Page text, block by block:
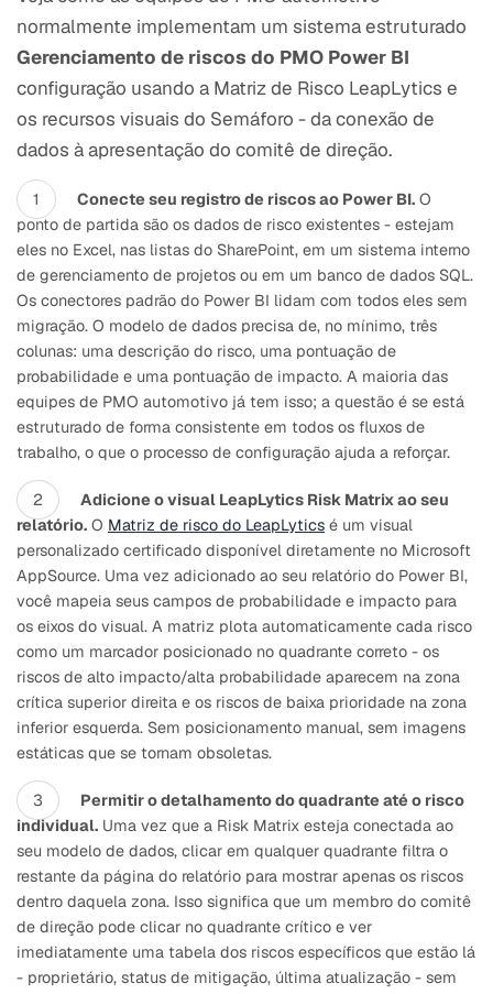
normalmente implementam um sistema estruturado
Gerenciamento de riscos do PMO Power BI
configuração usando a Matriz de Risco LeapLytics e
os recursos visuais do Semáforo - da conexão de
dados à apresentação do comitê de direção.
Conecte seu registro de riscos ao Power BI. O
ponto de partida são os dados de risco existentes - estejam
eles no Excel, nas listas do SharePoint, em um sistema interno
de gerenciamento de projetos ou em um banco de dados SQL.
Os conectores padrão do Power BI lidam com todos eles sem
migração. O modelo de dados precisa de, no mínimo, três
colunas: uma descrição do risco, uma pontuação de
probabilidade e uma pontuação de impacto. A maioria das
equipes de PMO automotivo já tem isso; a questão é se está
estruturado de forma consistente em todos os fluxos de
trabalho, o que o processo de configuração ajuda a reforçar.
Adicione o visual LeapLytics Risk Matrix ao seu
relatório. O Matriz de risco do LeapLytics é um visual
personalizado certificado disponível diretamente no Microsoft
AppSource. Uma vez adicionado ao seu relatório do Power BI,
você mapeia seus campos de probabilidade e impacto para
os eixos do visual. A matriz plota automaticamente cada risco
como um marcador posicionado no quadrante correto - os
riscos de alto impacto/alta probabilidade aparecem na zona
crítica superior direita e os riscos de baixa prioridade na zona
inferior esquerda. Sem posicionamento manual, sem imagens
estáticas que se tornam obsoletas.
Permitir o detalhamento do quadrante até o risco
individual. Uma vez que a Risk Matrix esteja conectada ao
seu modelo de dados, clicar em qualquer quadrante filtra o
restante da página do relatório para mostrar apenas os riscos
dentro daquela zona. Isso significa que um membro do comitê
de direção pode clicar no quadrante crítico e ver
imediatamente uma tabela dos riscos específicos que estão lá
- proprietário, status de mitigação, última atualização - sem